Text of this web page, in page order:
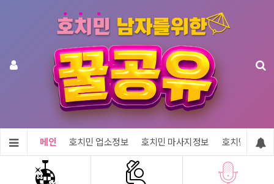
메인 호치민 업소정보 호치민 마사지정보 호치민 숙소